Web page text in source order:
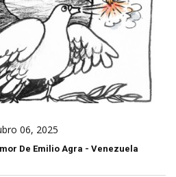
06, 2025
De Emilio Agra - Venezuela